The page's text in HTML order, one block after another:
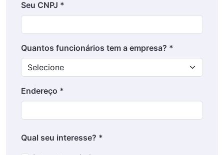
Seu CNPJ *
Quantos funcionários tem a empresa? *
Endereço *
Qual seu interesse? *